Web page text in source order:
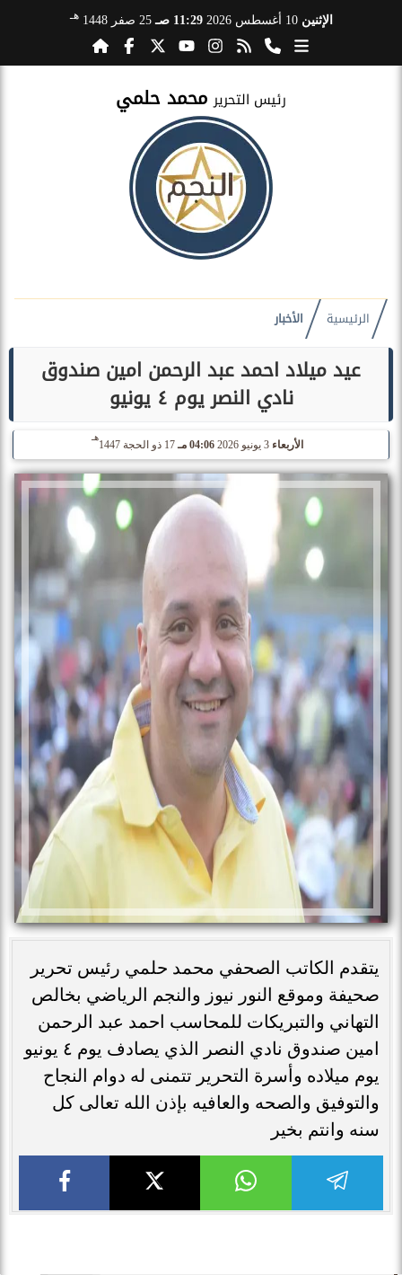
الإثنين 10 أغسطس 2026 11:29 صـ 25 صفر 1448 هـ
رئيس التحرير محمد حلمي
الرئيسية الأخبار
عيد ميلاد احمد عبد الرحمن امين صندوق
نادي النصر يوم ٤ يونيو
الأربعاء 04:06 مـ 17 ذو الحجة 1447
هـ
يتقدم الكاتب الصحفي محمد حلمي رئيس تحرير
صحيفة وموقع النور نيوز والنجم الرياضي بخالص
التهاني والتبريكات للمحاسب احمد عبد الرحمن
امين صندوق نادي النصر الذي يصادف يوم ٤ يونيو
يوم ميلاده وأسرة التحرير تتمنى له دوام النجاح
والتوفيق والصحه والعافيه بإذن الله تعالى كل
سنه وانتم بخير